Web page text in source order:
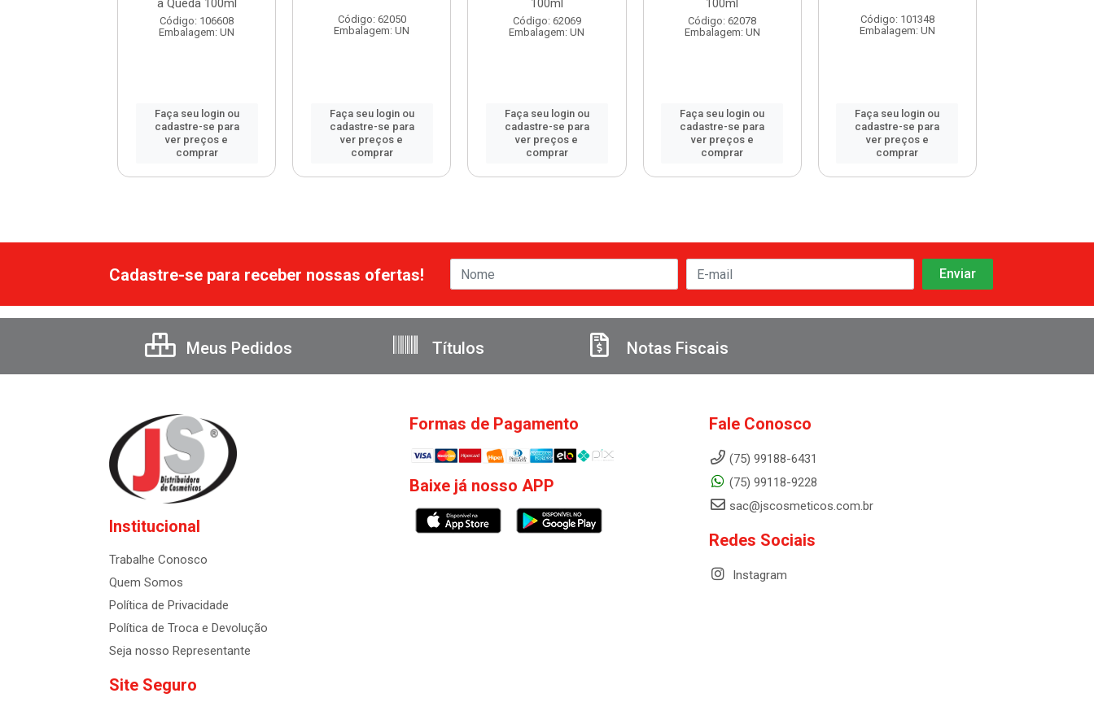
a Queda 100ml
Código: 106608
Embalagem: UN
Faça seu login ou
cadastre-se para
ver preços e
comprar
Código: 62050
Embalagem: UN
Faça seu login ou
cadastre-se para
ver preços e
comprar
100ml
Código: 62069
Embalagem: UN
Faça seu login ou
cadastre-se para
ver preços e
comprar
100ml
Código: 62078
Embalagem: UN
Faça seu login ou
cadastre-se para
ver preços e
comprar
Código: 101348
Embalagem: UN
Faça seu login ou
cadastre-se para
ver preços e
comprar
Cadastre-se para receber nossas ofertas!
Meus Pedidos Títulos Notas Fiscais
Institucional
Trabalhe Conosco
Quem Somos
Política de Privacidade
Política de Troca e Devolução
Seja nosso Representante
Site Seguro
Formas de Pagamento
Baixe já nosso APP
Fale Conosco
(75) 99188-6431
(75) 99118-9228
sac@jscosmeticos.com.br
Redes Sociais
Instagram